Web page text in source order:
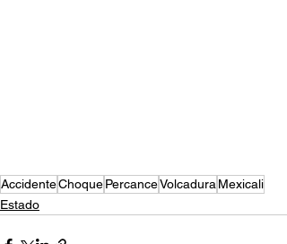
AccidenteChoquePercanceVolcaduraMexicali
Estado